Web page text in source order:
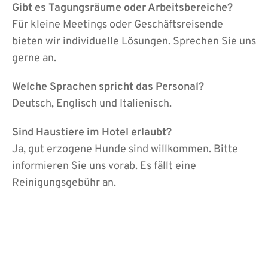
Gibt es Tagungsräume oder Arbeitsbereiche?
Für kleine Meetings oder Geschäftsreisende
bieten wir individuelle Lösungen. Sprechen Sie uns
gerne an.
Welche Sprachen spricht das Personal?
Deutsch, Englisch und Italienisch.
Sind Haustiere im Hotel erlaubt?
Ja, gut erzogene Hunde sind willkommen. Bitte
informieren Sie uns vorab. Es fällt eine
Reinigungsgebühr an.